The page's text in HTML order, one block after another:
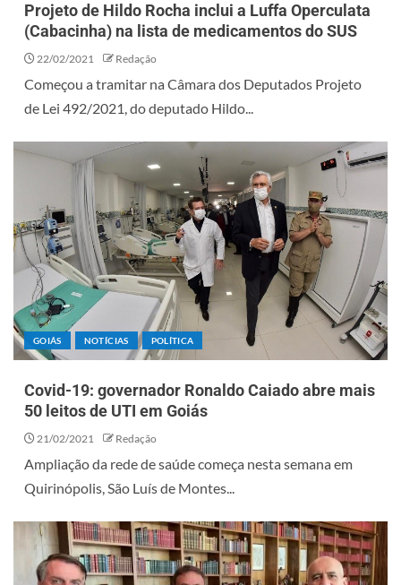
Projeto de Hildo Rocha inclui a Luffa Operculata
(Cabacinha) na lista de medicamentos do SUS
22/02/2021 Redação
Começou a tramitar na Câmara dos Deputados Projeto
de Lei 492/2021, do deputado Hildo...
GOIÁS NOTÍCIAS POLÍTICA
Covid-19: governador Ronaldo Caiado abre mais
50 leitos de UTI em Goiás
21/02/2021 Redação
Ampliação da rede de saúde começa nesta semana em
Quirinópolis, São Luís de Montes...